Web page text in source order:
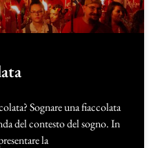
Sognare una fiaccolata
del contesto del sogno. In
la